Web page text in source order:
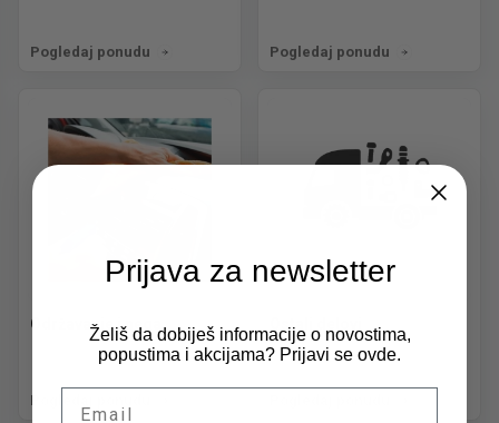
Pogledaj ponudu Pogledaj ponudu
Održavanje i nega
Pogledaj ponudu
Ostali delovi
Prijava za newsletter
Želiš da dobiješ informacije o novostima,
popustima i akcijama? Prijavi se ovde.